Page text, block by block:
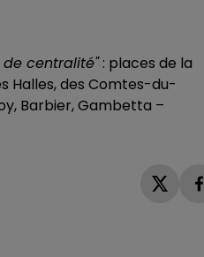
centralité": places de la
Halles, des Comtes-du-
Barbier, Gambetta –